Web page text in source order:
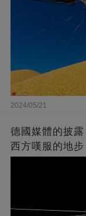
2024/05/21
德國媒體的披
西方嘆服的地步